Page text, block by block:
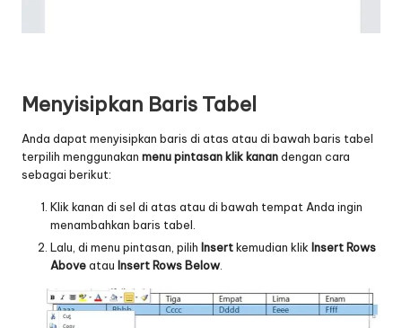
Menyisipkan Baris Tabel
Anda dapat menyisipkan baris di atas atau di bawah baris tabel
terpilih menggunakan menupintasan klik kanandengan cara
sebagai berikut:
Klik kanan di sel di atas atau di bawah tempat Anda ingin
menambahkan baris tabel.
Lalu, di menu pintasan, pilih Insertkemudian klik Insert Rows
Aboveatau Insert Rows Below.